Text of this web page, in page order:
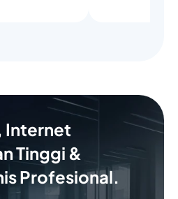
Internet
Tinggi &
Profesional.